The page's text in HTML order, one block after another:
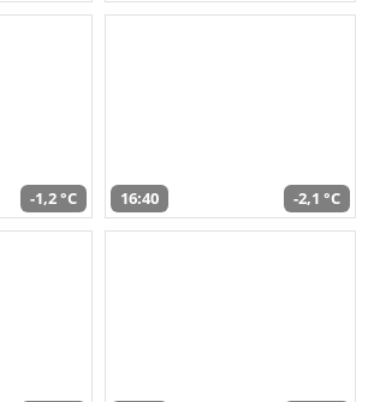
-1,2 °C 16:40 -2,1 °C